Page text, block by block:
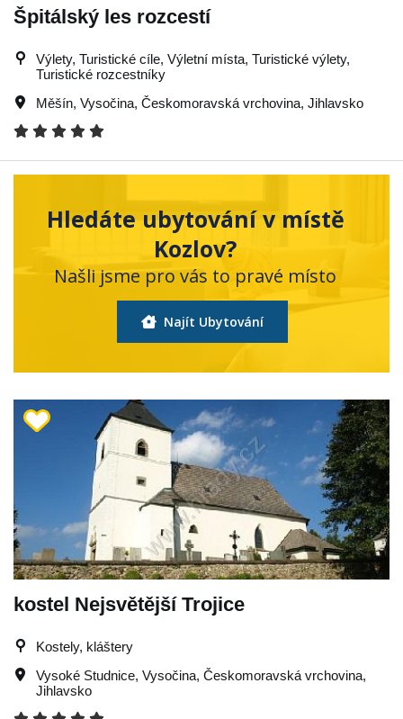
Špitálský les rozcestí
Výlety, Turistické cíle, Výletní místa, Turistické výlety,
Turistické rozcestníky
Měšín, Vysočina, Českomoravská vrchovina, Jihlavsko
Hledáte ubytování v místě
Kozlov?
Našli jsme pro vás to pravé místo
Najít Ubytování
kostel Nejsvětější Trojice
Kostely, kláštery
Vysoké Studnice, Vysočina, Českomoravská vrchovina,
Jihlavsko